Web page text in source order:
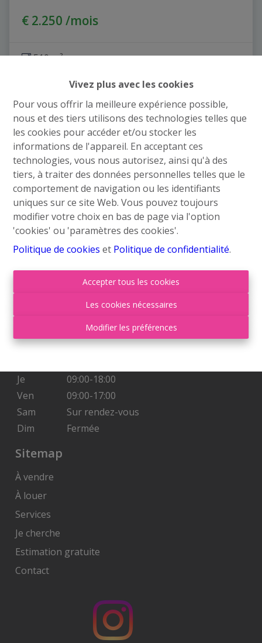
Vivez plus avec les cookies
Pour vous offrir la meilleure expérience possible,
nous et des tiers utilisons des technologies telles que
les cookies pour accéder et/ou stocker les
informations de l'appareil. En acceptant ces
technologies, vous nous autorisez, ainsi qu'à des
tiers, à traiter des données personnelles telles que le
comportement de navigation ou les identifiants
uniques sur ce site Web. Vous pouvez toujours
modifier votre choix en bas de page via l'option
'cookies' ou 'paramètres des cookies'.
Politique de cookies et Politique de confidentialité.
Accepter tous les cookies
Les cookies nécessaires
Modifier les préférences
€ 2.250 /mois
510 m²
Contactez nous
Grand’Route (Flh) 548
4400 Flémalle
+32 4 234 21 10
info@roufosse.be
Disclaimer
Privacy Statement
Membre Federia
Heures d'ouverture
09:00-18:00
Ma
09:00-18:00
Je
09:00-18:00
Ven
09:00-17:00
Sam
Sur rendez-vous
Dim
Fermée
Sitemap
À vendre
À louer
Services
Je cherche
Estimation gratuite
Contact